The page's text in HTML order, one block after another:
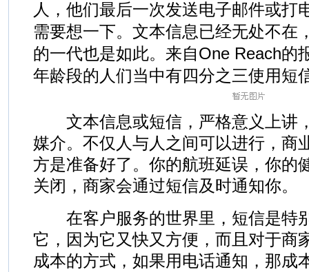
人，他们最后一次发送电子邮件或打
需要想一下。文本信息已经无处不在
的一代也是如此。来自One Reach的
年龄段的人们当中有四分之三使用短
文本信息或短信，严格意义上讲
媒介。不仅人与人之间可以进行，商
方是准备好了。你的航班延误，你的
关闭，商家会通过短信及时通知你。
在客户服务的世界里，短信是特
它，因为它又快又方便，而且对于商
成本的方式，如果用电话通知，那成